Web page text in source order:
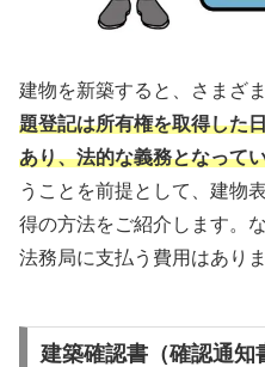
建物を新築すると、さまざ
題登記は所有権を取得した
あり、法的な義務となって
うことを前提として、建物
得の方法をご紹介します。
法務局に支払う費用はありま
建築確認書（確認通知